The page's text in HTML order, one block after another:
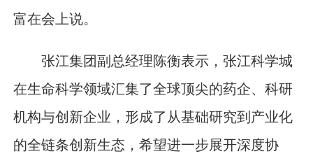
富在会上说。
张江集团副总经理陈衡表示，张江科学城
在生命科学领域汇集了全球顶尖的药企、科研
机构与创新企业，形成了从基础研究到产业化
的全链条创新生态，希望进一步展开深度协